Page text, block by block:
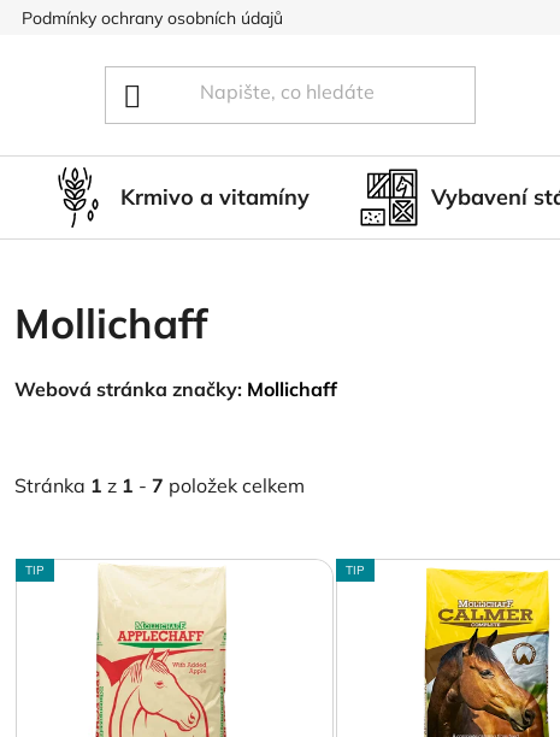
Podmínky ochrany osobních údajů
Krmivo a vitamíny Vybavení
Mollichaff
Webová stránka značky: Mollichaff
Stránka 1 z 1 - 7 položek celkem
V
ý
TIP TIP